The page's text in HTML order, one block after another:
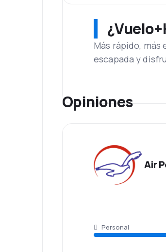
instalaciones que
artesanías,
Servicios adicionales
Además del transporte
También cuenta con
Más rápido,
escapada y
Opiniones
Air
Personal